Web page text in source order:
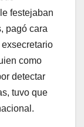
festejaban
pagó cara
exsecretario
como
detectar
tuvo que